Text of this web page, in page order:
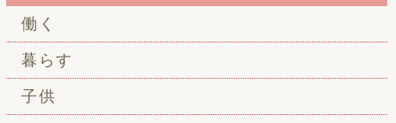
働く
暮らす
子供